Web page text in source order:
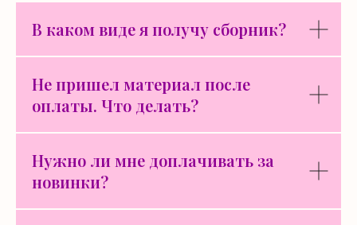
В каком виде я получу сборник?
Не пришел материал после
оплаты. Что делать?
Нужно ли мне доплачивать за
новинки?